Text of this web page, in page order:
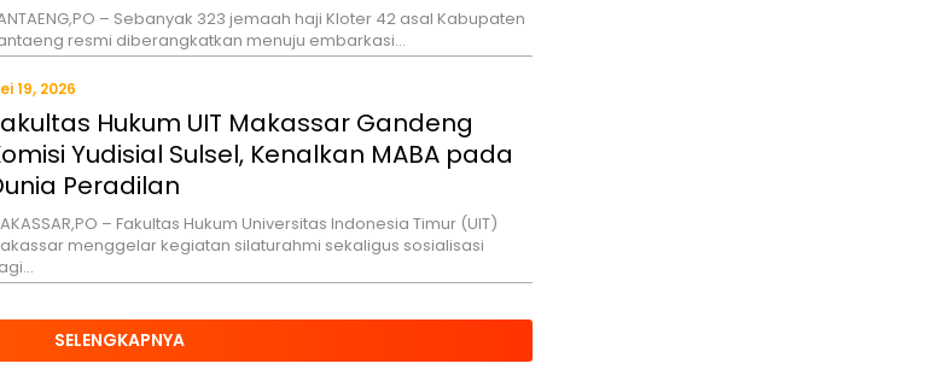
– Sebanyak 323 jemaah haji Kloter 42 asal Kabupaten
resmi diberangkatkan menuju embarkasi…
19, 2026
Hukum UIT Makassar Gandeng
Yudisial Sulsel, Kenalkan MABA pada
Peradilan
– Fakultas Hukum Universitas Indonesia Timur (UIT)
menggelar kegiatan silaturahmi sekaligus sosialisasi
SELENGKAPNYA